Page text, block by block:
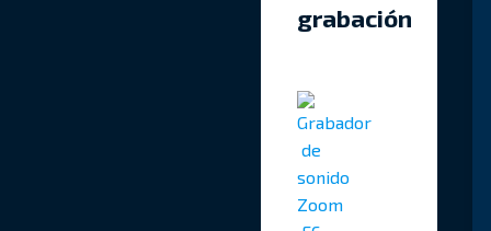
grabación